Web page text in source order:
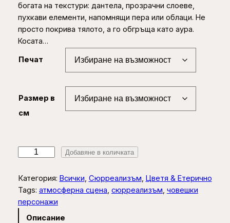
e
r
n
g
:
,
0
0
богата на текстури: дантела, прозрачни слоеве,
пухкави елементи, напомнящи пера или облаци. Не
просто покрива тялото, а го обгръща като аура.
Косата…
Печат
Размер в
см
л
и
ч
е
Добавяне в количката
Категория: Всички, Сюрреализъм, Цветя & Етерично
Tags: атмосферна сцена, сюрреализъм, човешки
персонажи
Описание